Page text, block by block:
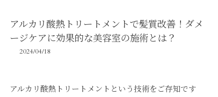
アルカリ酸熱トリートメントで髪質改善！ダメ
ージケアに効果的な美容室の施術とは？
2024/04/18
アルカリ酸熱トリートメントという技術をご存知です